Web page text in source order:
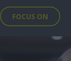
FOCUS ON